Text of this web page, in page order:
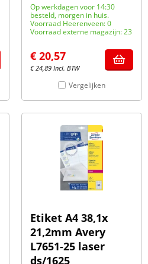
Op werkdagen voor 14:30
besteld, morgen in huis.
Voorraad Heerenveen: 0
Voorraad externe magazijn: 23
€ 20,57
€24,89 Incl. BTW
Vergelijken
Etiket A4 38,1x
21,2mm Avery
L7651-25 laser
ds/1625